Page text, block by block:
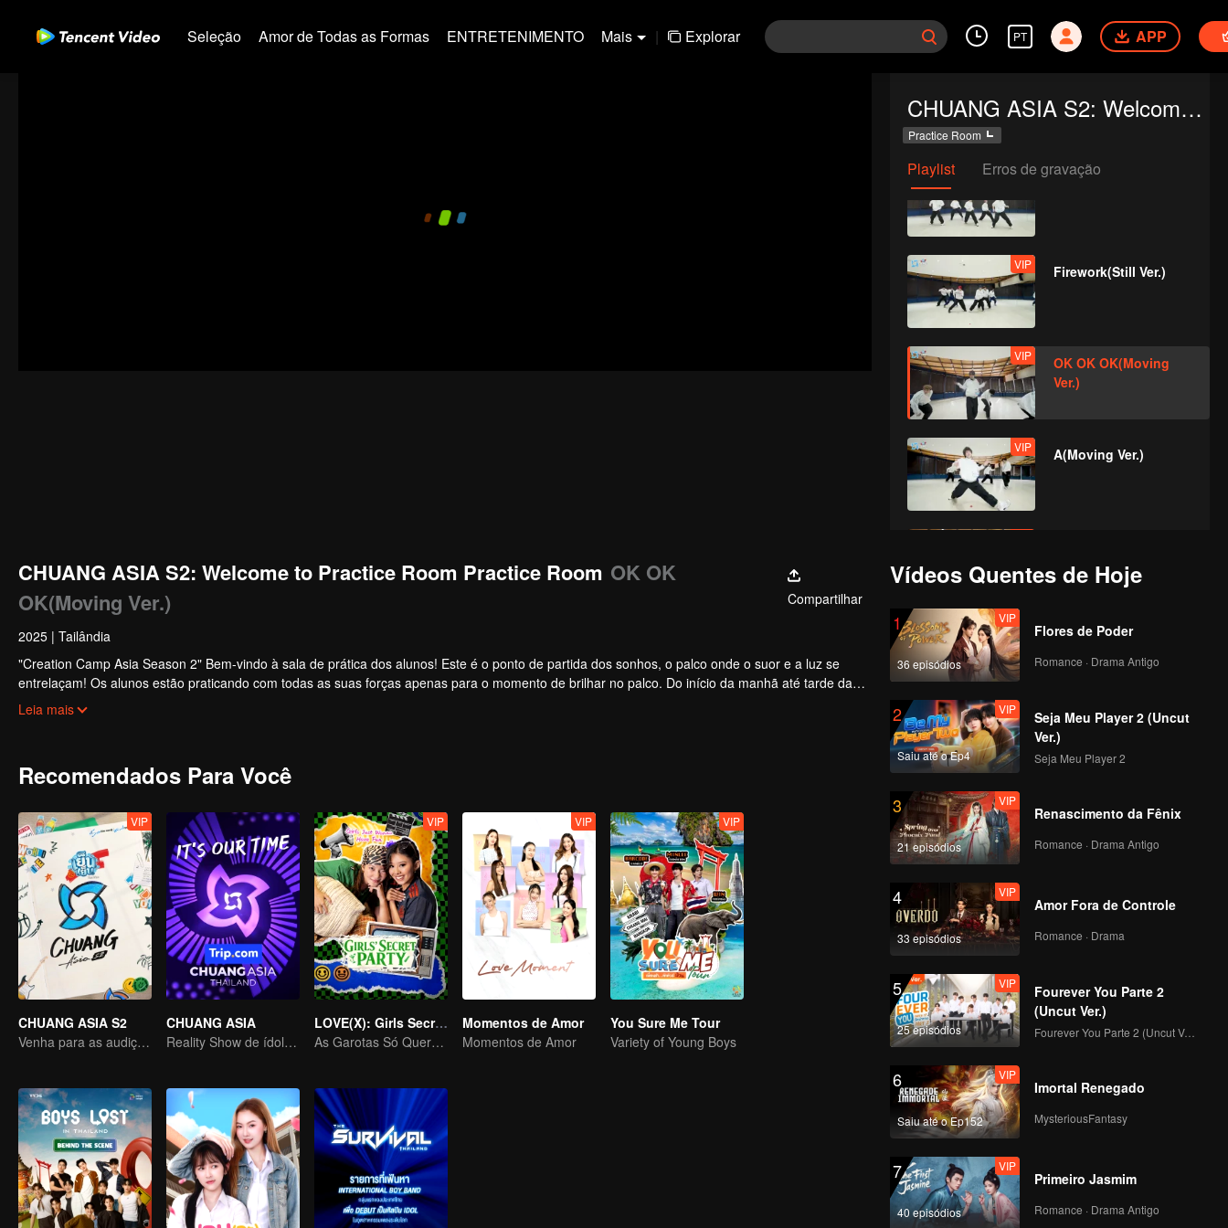
Seleção Amor de Todas as Formas ENTRETENIMENTO Mais | Explorar PT APP
CHUANG ASIA S2: Welcome to Practice Room
Practice Room
Playlist Erros de gravação
Road(Still Ver.)
VIP True Love(Still Ver.)
VIP Firework(Still Ver.)
VIP
OK OK OK(Moving
Ver.)
VIP A(Moving Ver.)
Ver.)
VIP
Hard To Say(Moving
Ver.)
VIP
Attention(Moving
Ver.)
VIP
Still Monster(Moving
Ver.)
VIP
Under The Moon
Road(Moving Ver.)
VIP Super(Moving Ver.)
VIP
True Love(Moving
Ver.)
VIP Firework(Moving Ver.)
CHUANG ASIA S2: Welcome to Practice Room Practice Room OK OK
OK(Moving Ver.)
Compartilhar
2025 | Tailândia
"Creation Camp Asia Season 2" Bem-vindo à sala de prática dos alunos! Este é o ponto de partida dos sonhos, o palco onde o suor e a luz se
entrelaçam! Os alunos estão praticando com todas as suas forças apenas para o momento de brilhar no palco. Do início da manhã até tarde da
noite, do desconhecimento à proficiência, cada passo é uma transformação. Quer conhecer suas histórias de sala de prática?
Leia mais
Recomendados Para Você
VIP
CHUANG ASIA S2
Venha para as audições asiáticas e escolha seu ídolo
CHUANG ASIA
Reality Show de ídolos de grupos femininos
VIP
LOVE(X): Girls Secret Party
As Garotas Só Querem Se Divertir
VIP
Momentos de Amor
Momentos de Amor
VIP
You Sure Me Tour
Variety of Young Boys
Vídeos Quentes de Hoje
1
36 episódios
VIP
Flores de Poder
Romance · Drama Antigo
2
Saiu até o Ep4
VIP
Seja Meu Player 2 (Uncut
Ver.)
Seja Meu Player 2
3
21 episódios
VIP
Renascimento da Fênix
Romance · Drama Antigo
4
33 episódios
VIP
Amor Fora de Controle
Romance · Drama
5
25 episódios
VIP
Fourever You Parte 2
(Uncut Ver.)
Fourever You Parte 2 (Uncut Ver.)
6
Saiu até o Ep152
VIP
Imortal Renegado
MysteriousFantasy
7
40 episódios
VIP
Primeiro Jasmim
Romance · Drama Antigo